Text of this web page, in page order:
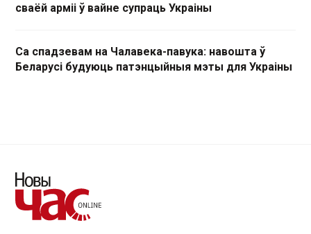
сваёй арміі ў вайне супраць Украіны
Са спадзевам на Чалавека-павука: навошта ў
Беларусі будуюць патэнцыйныя мэты для Украіны